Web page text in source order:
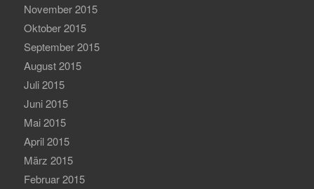
November 2015
Oktober 2015
September 2015
August 2015
Juli 2015
Juni 2015
Mai 2015
April 2015
März 2015
Februar 2015